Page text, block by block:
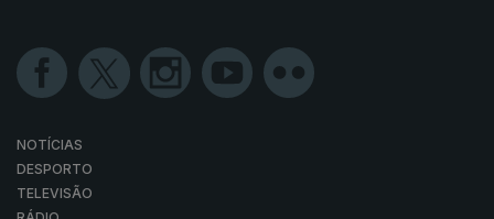
NOTÍCIAS
DESPORTO
TELEVISÃO